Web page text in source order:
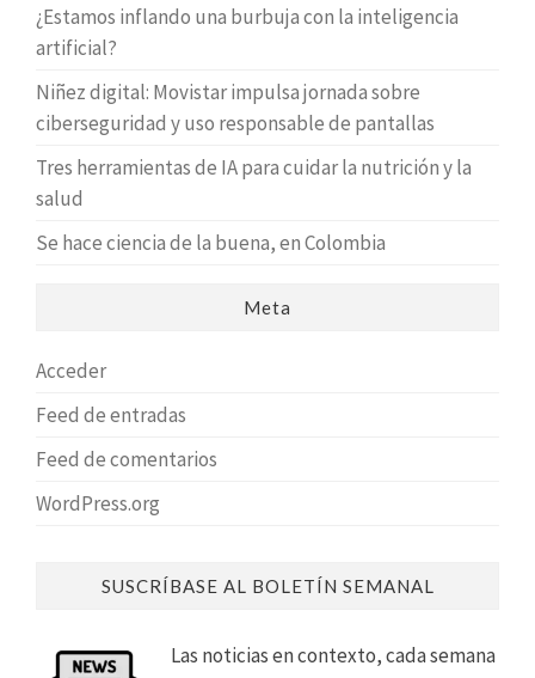
¿Estamos inflando una burbuja con la inteligencia
artificial?
Niñez digital: Movistar impulsa jornada sobre
ciberseguridad y uso responsable de pantallas
Tres herramientas de IA para cuidar la nutrición y la
salud
Se hace ciencia de la buena, en Colombia
Meta
Acceder
Feed de entradas
Feed de comentarios
WordPress.org
SUSCRÍBASE AL BOLETÍN SEMANAL
Las noticias en contexto, cada semana